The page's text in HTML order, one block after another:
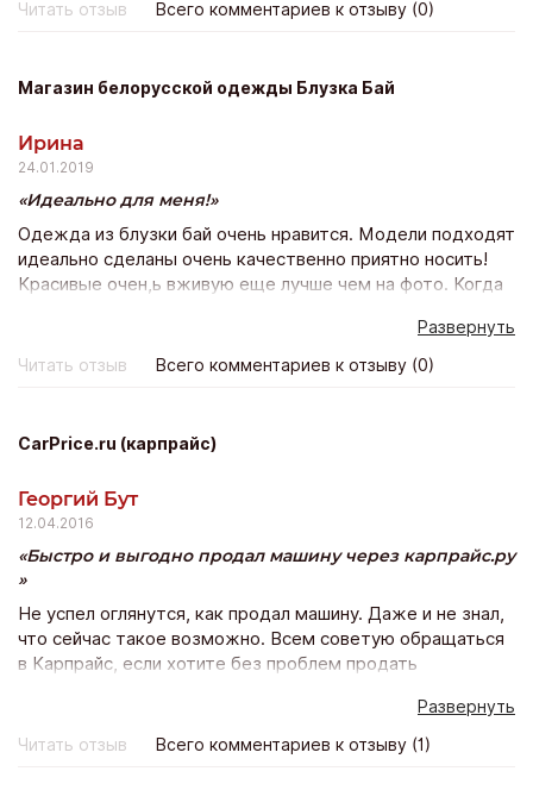
Читать отзыв
Всего комментариев к отзыву (0)
Магазин белорусской одежды Блузка Бай
Ирина
24.01.2019
Идеально для меня!
Одежда из блузки бай очень нравится. Модели подходят
идеально сделаны очень качественно приятно носить!
Красивые очен,ь вживую еще лучше чем на фото. Когда
оформляю уже 10 заказ и счастью моему нет предела!
Всё подошло, качество прекрасно и доставка почтой
Развернуть
Читать отзыв
Всего комментариев к отзыву (0)
CarPrice.ru (карпрайс)
Георгий Бут
12.04.2016
Быстро и выгодно продал машину через карпрайс.ру
Не успел оглянутся, как продал машину. Даже и не знал,
что сейчас такое возможно. Всем советую обращаться
в Карпрайс, если хотите без проблем продать
После диагностики машину выставляют на аукцион, а
там за нее воюют дилеры, предлагая все больше и
Развернуть
Читать отзыв
Всего комментариев к отзыву (1)